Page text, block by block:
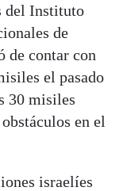
del Instituto
de
de contar con
el pasado
30 misiles
en el
israelíes